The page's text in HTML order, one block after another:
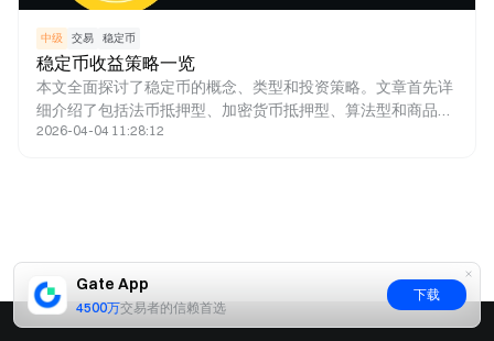
Gate App
4500万交易者的信赖首选
下载
中级 交易 稳定币
稳定币收益策略一览
本文全面探讨了稳定币的概念、类型和投资策略。文章首先详
细介绍了包括法币抵押型、加密货币抵押型、算法型和商品抵
押型等不同类型的稳定币，并深入分析了各种稳定币投资策
2026-04-04 11:28:12